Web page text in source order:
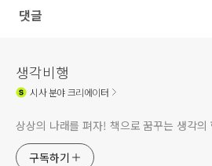
댓글
생각비행
시사분야 크리에이터
상상의 나래를 펴자! 책으로 꿈꾸는 생각의
구독하기